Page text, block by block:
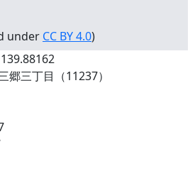
under CC BY 4.0)
郷三丁目（11237）